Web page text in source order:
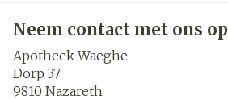
Neem contact met ons op
Apotheek Waeghe
Dorp 37
9810 Nazareth